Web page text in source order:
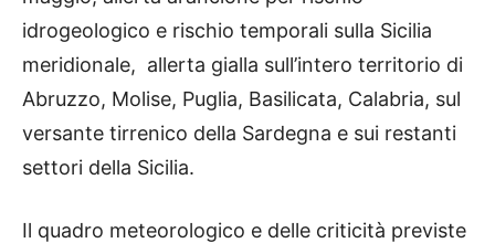
idrogeologico e rischio temporali sulla Sicilia
meridionale, allerta gialla sull’intero territorio di
Abruzzo, Molise, Puglia, Basilicata, Calabria, sul
versante tirrenico della Sardegna e sui restanti
settori della Sicilia.
Il quadro meteorologico e delle criticità previste